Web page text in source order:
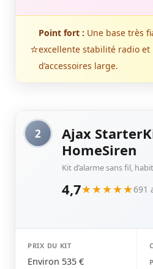
⭐
Point fort : Une base très
excellente stabilité radio et
d’accessoires large.
2
Ajax
HomeSiren
Kit d’alarme sans fil,
4,7★★★★★691
PRIX DU KIT
Environ 535 €